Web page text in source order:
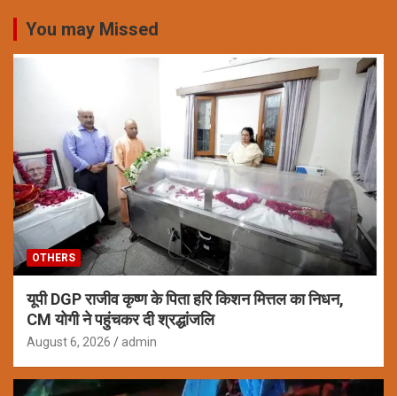
You may Missed
OTHERS
यूपी DGP राजीव कृष्ण के पिता हरि किशन मित्तल का निधन,
CM योगी ने पहुंचकर दी श्रद्धांजलि
August 6, 2026 admin